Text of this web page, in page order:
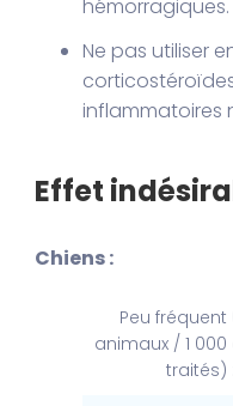
hémorragiques.
Ne pas utiliser
inflammatoires
Effet
Chiens :
Peu fréquent
animaux / 1
traités) :